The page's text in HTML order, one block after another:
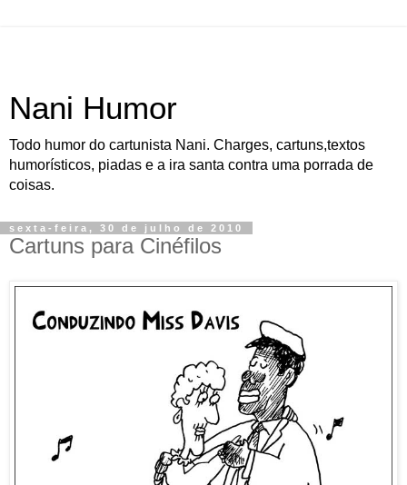
Nani Humor
Todo humor do cartunista Nani. Charges, cartuns,textos
humorísticos, piadas e a ira santa contra uma porrada de
coisas.
sexta-feira, 30 de julho de 2010
Cartuns para Cinéfilos